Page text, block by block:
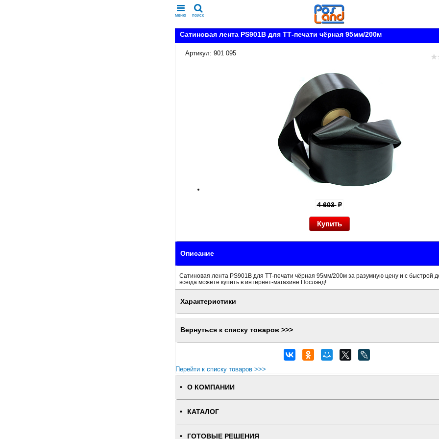
меню поиск
Сатиновая лента PS901B для ТТ-печати чёрная 95мм/200м
Артикул: 901 095
4 603p
Описание
Сатиновая лента PS901B для ТТ-печати чёрная 95мм/200м за разумную цену и с быстрой
всегда можете купить в интернет-магазине Послэнд!
Характеристики
Вернуться к списку товаров >>>
Перейти к списку товаров >>>
О КОМПАНИИ
КАТАЛОГ
ГОТОВЫЕ РЕШЕНИЯ